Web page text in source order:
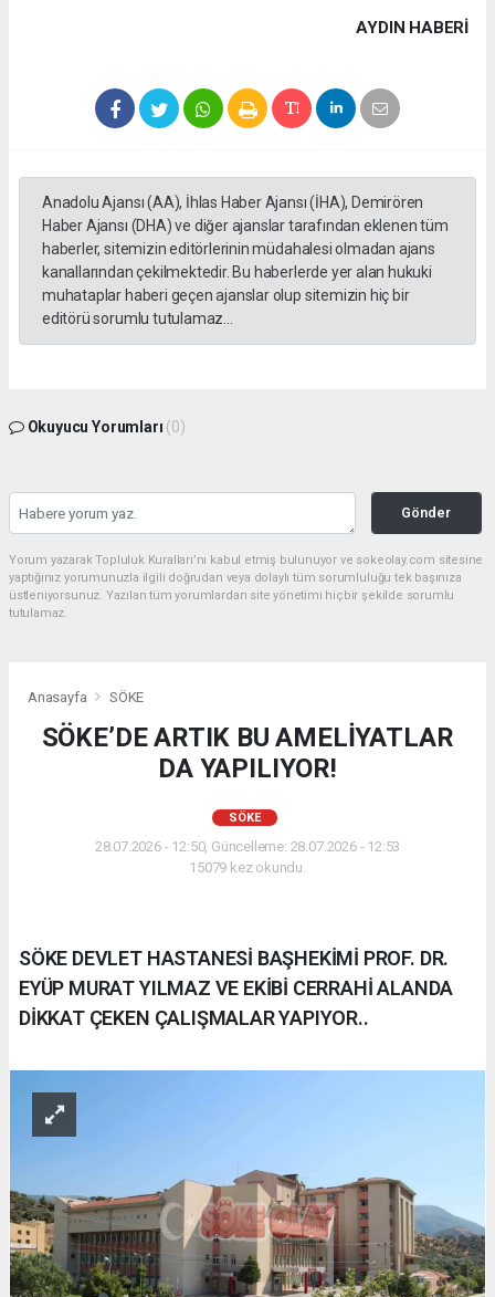
AYDIN HABERİ
Anadolu Ajansı (AA), İhlas Haber Ajansı (İHA), Demirören
Haber Ajansı (DHA) ve diğer ajanslar tarafından eklenen tüm
haberler, sitemizin editörlerinin müdahalesi olmadan ajans
kanallarından çekilmektedir. Bu haberlerde yer alan hukuki
muhataplar haberi geçen ajanslar olup sitemizin hiç bir
editörü sorumlu tutulamaz...
Okuyucu Yorumları (0)
Gönder
Yorum yazarak Topluluk Kuralları’nı kabul etmiş bulunuyor ve sokeolay.com sitesine
yaptığınız yorumunuzla ilgili doğrudan veya dolaylı tüm sorumluluğu tek başınıza
üstleniyorsunuz. Yazılan tüm yorumlardan site yönetimi hiçbir şekilde sorumlu
tutulamaz.
Anasayfa SÖKE
SÖKE’DE ARTIK BU AMELİYATLAR
DA YAPILIYOR!
SÖKE
28.07.2026 - 12:50, Güncelleme: 28.07.2026 - 12:53
15079 kez okundu.
SÖKE DEVLET HASTANESİ BAŞHEKİMİ PROF. DR.
EYÜP MURAT YILMAZ VE EKİBİ CERRAHİ ALANDA
DİKKAT ÇEKEN ÇALIŞMALAR YAPIYOR..